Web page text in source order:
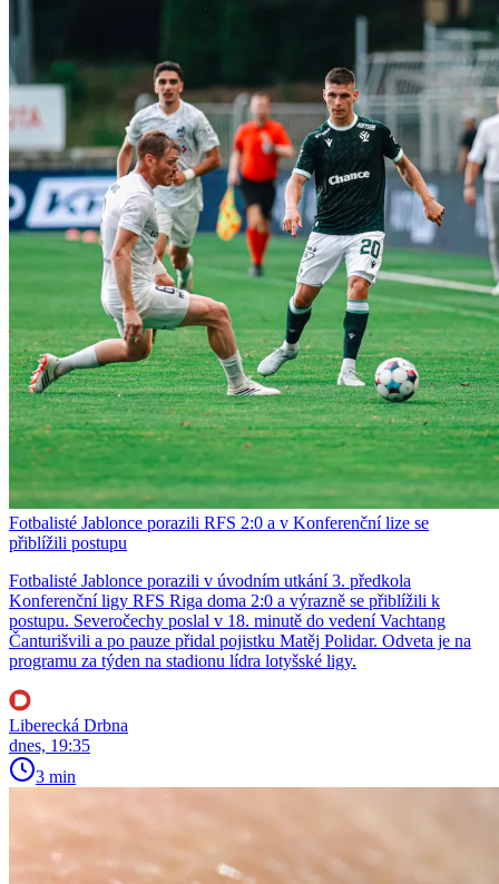
Fotbalisté Jablonce porazili RFS 2:0 a v Konferenční lize se
přiblížili postupu
Fotbalisté Jablonce porazili v úvodním utkání 3. předkola
Konferenční ligy RFS Riga doma 2:0 a výrazně se přiblížili k
postupu. Severočechy poslal v 18. minutě do vedení Vachtang
Čanturišvili a po pauze přidal pojistku Matěj Polidar. Odveta je na
programu za týden na stadionu lídra lotyšské ligy.
Liberecká Drbna
dnes, 19:35
3 min